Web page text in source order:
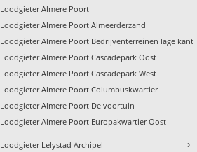
Loodgieter Almere Poort
Loodgieter Almere Poort Almeerderzand
Loodgieter Almere Poort Bedrijventerreinen lage kant
Loodgieter Almere Poort Cascadepark Oost
Loodgieter Almere Poort Cascadepark West
Loodgieter Almere Poort Columbuskwartier
Loodgieter Almere Poort De voortuin
Loodgieter Almere Poort Europakwartier Oost
Loodgieter Lelystad Archipel ›